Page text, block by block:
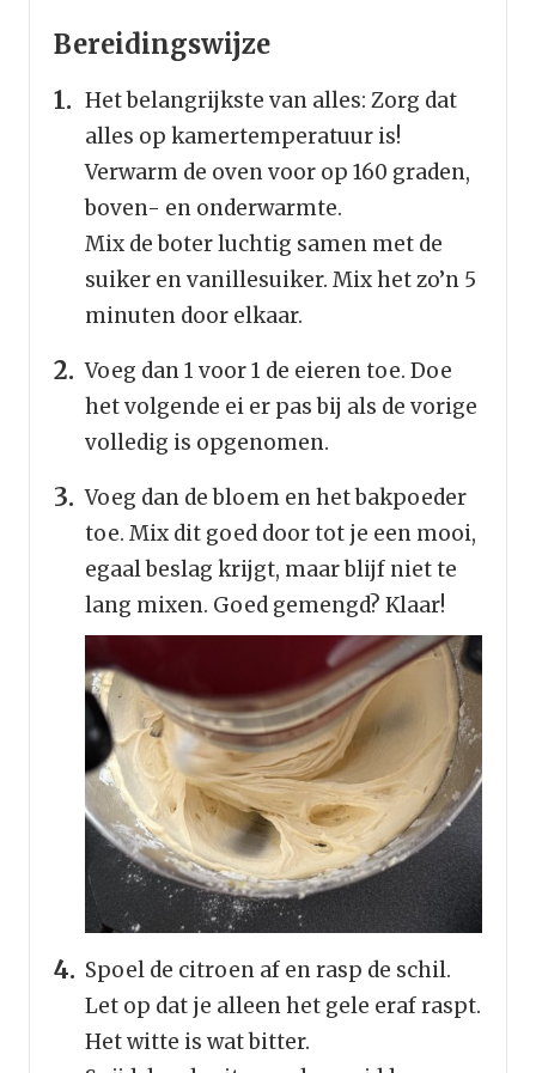
Bereidingswijze
Het belangrijkste van alles: Zorg dat
alles op kamertemperatuur is!
Verwarm de oven voor op 160 graden,
boven- en onderwarmte.
Mix de boter luchtig samen met de
suiker en vanillesuiker. Mix het zo’n 5
minuten door elkaar.
Voeg dan 1 voor 1 de eieren toe. Doe
het volgende ei er pas bij als de vorige
volledig is opgenomen.
Voeg dan de bloem en het bakpoeder
toe. Mix dit goed door tot je een mooi,
egaal beslag krijgt, maar blijf niet te
lang mixen. Goed gemengd? Klaar!
Spoel de citroen af en rasp de schil.
Let op dat je alleen het gele eraf raspt.
Het witte is wat bitter.